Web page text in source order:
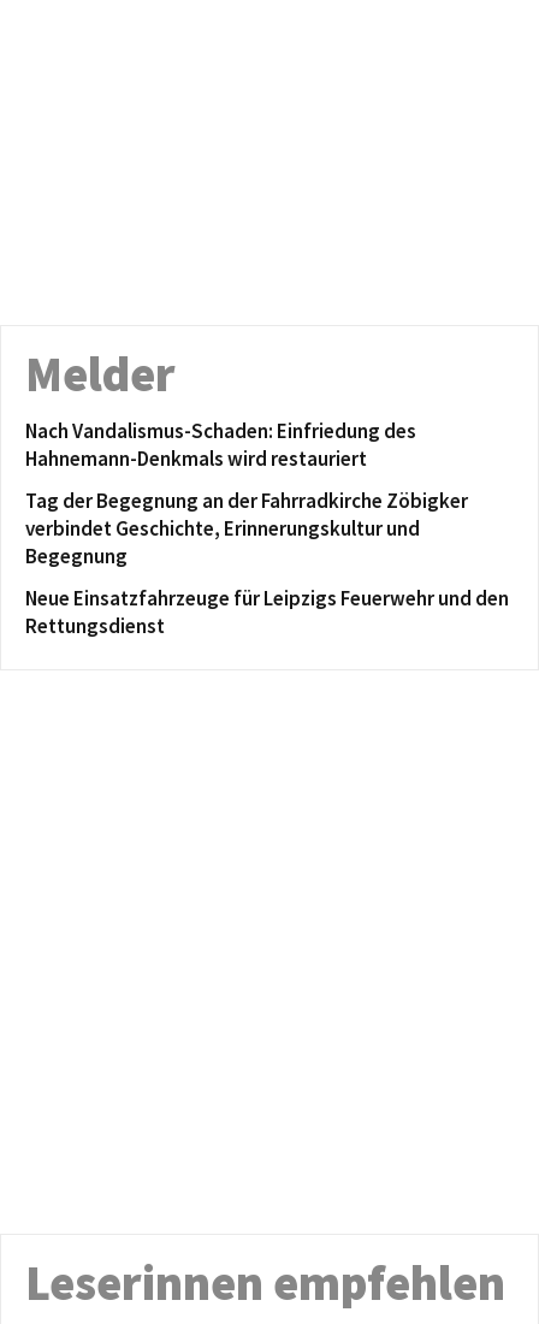
Melder
Nach Vandalismus-Schaden: Einfriedung des
Hahnemann-Denkmals wird restauriert
Tag der Begegnung an der Fahrradkirche Zöbigker
verbindet Geschichte, Erinnerungskultur und
Begegnung
Neue Einsatzfahrzeuge für Leipzigs Feuerwehr und den
Rettungsdienst
Leserinnen empfehlen